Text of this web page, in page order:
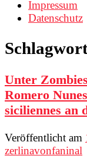
Impressum
Datenschutz
Unter
Romero
siciliennes an
Veröffentlicht am
zerlinavonfaninal